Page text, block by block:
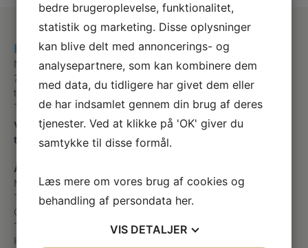
Klinik for Fodterapi, Give
Nytorv 7
7323 Give
trine@trinesfodterapi.dk
Telefon+45 31790513
Ved Henvisning fra lægen skal der ringes til klinikken for
tidsbestilling. Kan ikke online bookes
Åbningstider
Mandag
09:00 – 15:00
Tirsdag
09:00 – 15:00
Onsdag
Torsdag
09:00 – 15:00
Fredag
bedre brugeroplevelse, funktionalitet,
statistik og marketing. Disse oplysninger
kan blive delt med annoncerings- og
analysepartnere, som kan kombinere dem
med data, du tidligere har givet dem eller
de har indsamlet gennem din brug af deres
tjenester. Ved at klikke på 'OK' giver du
samtykke til disse formål.
Læs mere om vores brug af cookies og
behandling af persondata her.
VIS DETALJER